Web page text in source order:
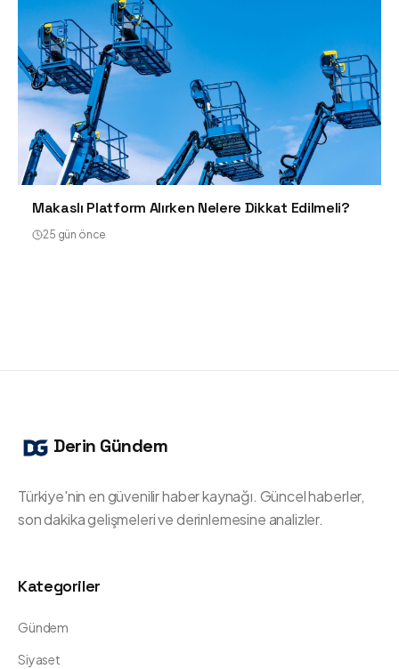
Makaslı Platform Alırken Nelere Dikkat Edilmeli?
25 gün önce
Derin Gündem
Türkiye'nin en güvenilir haber kaynağı. Güncel haberler,
son dakika gelişmeleri ve derinlemesine analizler.
Kategoriler
Gündem
Siyaset